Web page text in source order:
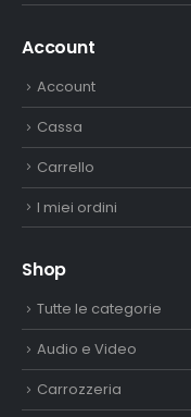
Account
Account
Cassa
Carrello
I miei ordini
Shop
Tutte le categorie
Audio e Video
Carrozzeria